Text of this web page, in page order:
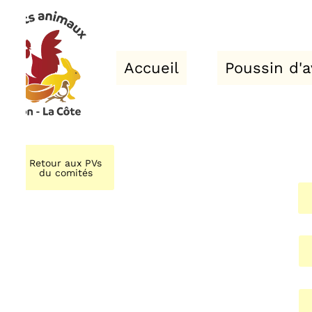
Accueil Poussin
Retour aux PVs
du comités